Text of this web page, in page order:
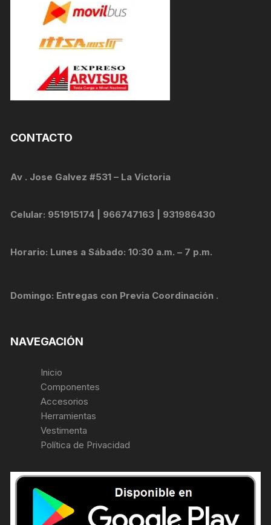
CONTACTO
Av . Jose Galvez #531 – La Victoria
Celular: 951915174 | 966747163 | 931986430
Horario: Lunes a Sábado: 10:30 a.m. – 7 p.m.
Domingo: Entregas con Previa Coordinación .
NAVEGACIÓN
Inicio
Componentes
Accesorios
Herramientas
Vestimenta
Política de Privacidad